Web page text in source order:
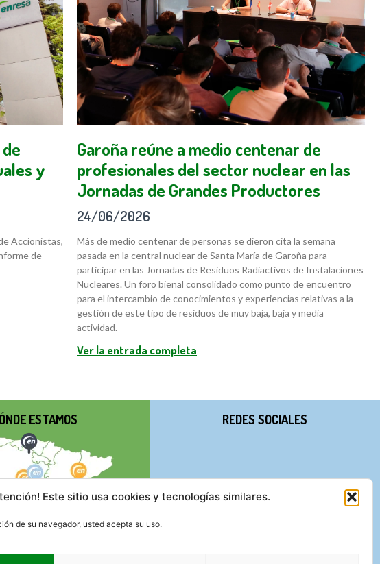
Este sitio usa cookies y tecnologías similares.
de su navegador, usted acepta su uso.
y
Accionistas,
de
Garoña reúne a medio centenar de
profesionales del sector nuclear en las
Jornadas de Grandes Productores
24/06/2026
Más de medio centenar de personas se dieron cita la semana
pasada en la central nuclear de Santa María de Garoña para
participar en las Jornadas de Residuos Radiactivos de Instalaciones
Nucleares. Un foro bienal consolidado como punto de encuentro
para el intercambio de conocimientos y experiencias relativas a la
gestión de este tipo de residuos de muy baja, baja y media
actividad.
Ver la entrada completa
ESTAMOS REDES SOCIALES